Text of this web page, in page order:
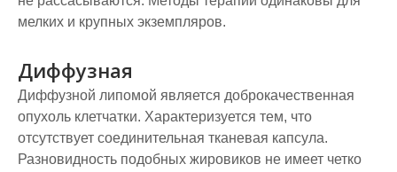
мелких и крупных экземпляров.
Диффузная
Диффузной липомой является доброкачественная
опухоль клетчатки. Характеризуется тем, что
отсутствует соединительная тканевая капсула.
Разновидность подобных жировиков не имеет четко